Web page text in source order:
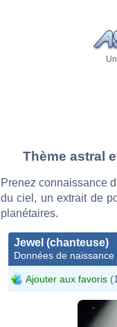
Thème astral
Prenez connaissance
du ciel, un extrait de
planétaires.
Jewel (chanteuse)
Données de
Ajouter aux favoris